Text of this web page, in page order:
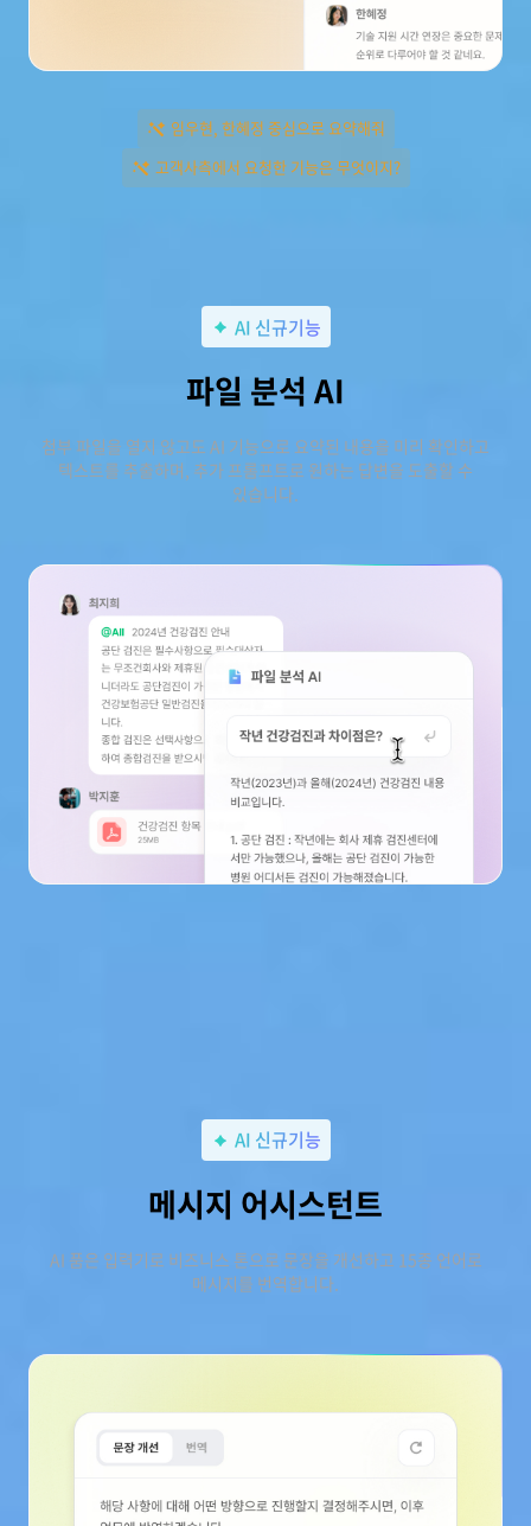
임우현, 한혜정 중심으로 요약해줘
고객사측에서 요청한 기능은 무엇이지?
AI 신규기능
파일 분석 AI
첨부 파일을 열지 않고도 AI 기능으로 요약된 내용을 미리 확인하고
텍스트를 추출하며, 추가 프롬프트로 원하는 답변을 도출할 수
있습니다.
AI 신규기능
메시지 어시스턴트
AI 품은 입력기로 비즈니스 톤으로 문장을 개선하고 15종 언어로
메시지를 번역합니다.